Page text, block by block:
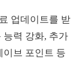
업데이트를 받
능력 강화, 추가
이브 포인트 등